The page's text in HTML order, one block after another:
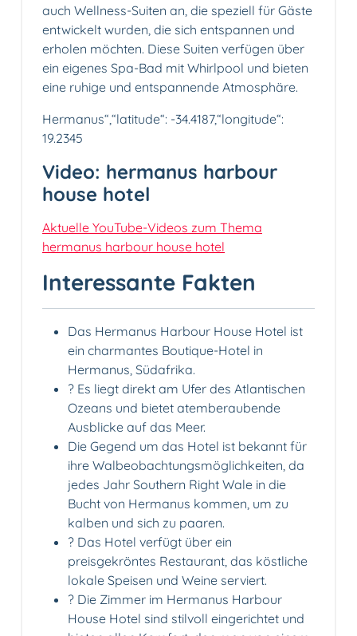
auch Wellness-Suiten an, die speziell für Gäste
entwickelt wurden, die sich entspannen und
erholen möchten. Diese Suiten verfügen über
ein eigenes Spa-Bad mit Whirlpool und bieten
eine ruhige und entspannende Atmosphäre.
Hermanus“,“latitude“: -34.4187,“longitude“:
19.2345
Video: hermanus harbour
house hotel
Aktuelle YouTube-Videos zum Thema
hermanus harbour house hotel
Interessante Fakten
Das Hermanus Harbour House Hotel ist
ein charmantes Boutique-Hotel in
Hermanus, Südafrika.
? Es liegt direkt am Ufer des Atlantischen
Ozeans und bietet atemberaubende
Ausblicke auf das Meer.
Die Gegend um das Hotel ist bekannt für
ihre Walbeobachtungsmöglichkeiten, da
jedes Jahr Southern Right Wale in die
Bucht von Hermanus kommen, um zu
kalben und sich zu paaren.
?️ Das Hotel verfügt über ein
preisgekröntes Restaurant, das köstliche
lokale Speisen und Weine serviert.
?️ Die Zimmer im Hermanus Harbour
House Hotel sind stilvoll eingerichtet und